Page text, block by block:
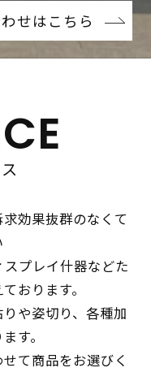
せはこちら
効果抜群のなくて
プレイ什器などた
おります。
や姿切り、各種加
す。
て商品をお選びく